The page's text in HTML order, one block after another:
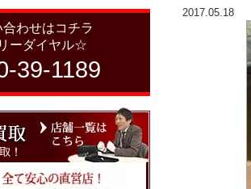
合わせはコチラ
ーダイヤル☆
39-1189
2017.05.18